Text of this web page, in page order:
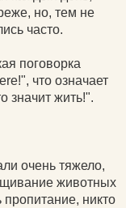
но, тем не
часто.
поговорка
что означает
значит жить!".
очень тяжело,
животных
никто